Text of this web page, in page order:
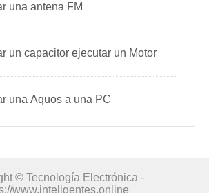
una antena FM
un capacitor ejecutar un Motor
una Aquos a una PC
© Tecnología Electrónica -
www.inteligentes.online